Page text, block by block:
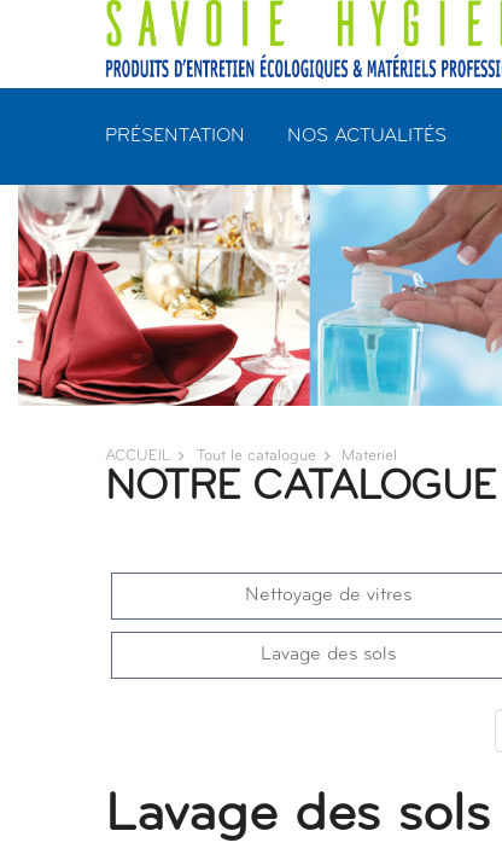
PRÉSENTATION NOS ACTUALITÉS
ACCUEIL Tout le catalogue Materiel
NOTRE CATALOGUE
Nettoyage de vitres
Lavage des sols
Lavage des sols
Panneau de gestion des cookies